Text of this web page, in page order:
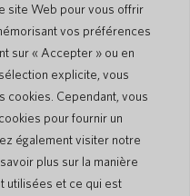
site Web pour vous offrir
vos préférences
sur « Accepter » ou en
explicite, vous
cookies. Cependant, vous
pour fournir un
également visiter notre
plus sur la manière
utilisées et ce qui est
#AllSpokenHere
limitée
de Pocketalk